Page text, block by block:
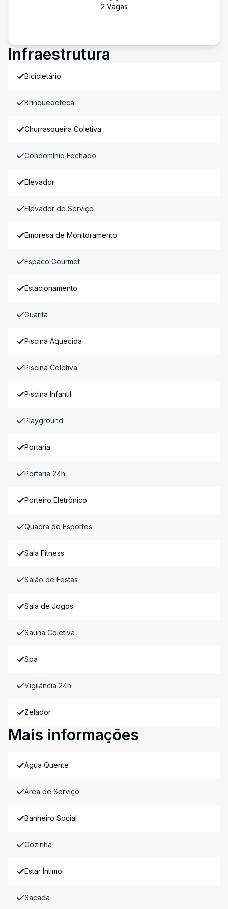
2 Vagas
Infraestrutura
Bicicletário
Brinquedoteca
Churrasqueira Coletiva
Condomínio Fechado
Elevador
Elevador de Serviço
Empresa de Monitoramento
Espaco Gourmet
Estacionamento
Guarita
Piscina Aquecida
Piscina Coletiva
Piscina Infantil
Playground
Portaria
Portaria 24h
Porteiro Eletrônico
Quadra de Esportes
Sala Fitness
Salão de Festas
Sala de Jogos
Sauna Coletiva
Spa
Vigilância 24h
Zelador
Mais informações
Água Quente
Área de Serviço
Banheiro Social
Cozinha
Estar Íntimo
Sacada